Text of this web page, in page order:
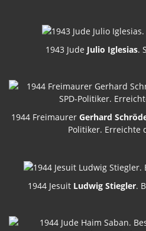
1943 Jude Julio Iglesias.
1944 Freimaurer Gerhard
Politiker. Erreichte
1944 Jesuit Ludwig Stiegler.